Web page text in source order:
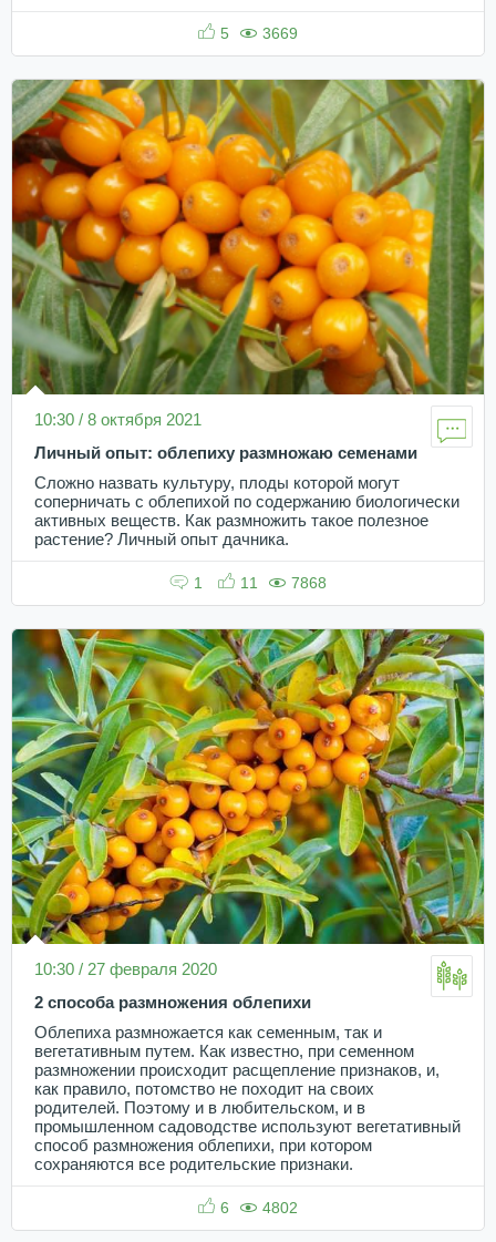
5 3669
10:30 / 8 октября 2021
Личный опыт: облепиху размножаю семенами
Сложно назвать культуру, плоды которой могут
соперничать с облепихой по содержанию биологически
активных веществ. Как размножить такое полезное
растение? Личный опыт дачника.
1 11 7868
10:30 / 27 февраля 2020
2 способа размножения облепихи
Облепиха размножается как семенным, так и
вегетативным путем. Как известно, при семенном
размножении происходит расщепление признаков, и,
как правило, потомство не походит на своих
родителей. Поэтому и в любительском, и в
промышленном садоводстве используют вегетативный
способ размножения облепихи, при котором
сохраняются все родительские признаки.
6 4802